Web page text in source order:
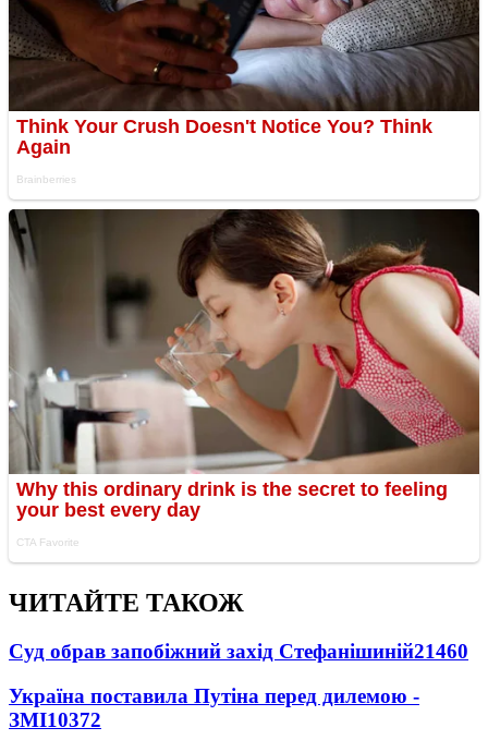
ЧИТАЙТЕ ТАКОЖ
Суд обрав запобіжний захід Стефанішиній21460
Україна поставила Путіна перед дилемою -
ЗМІ10372